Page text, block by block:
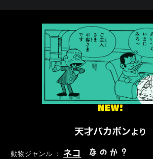
NEW!
天才バカボンより
動物ジャンル ： ネコ なのか？